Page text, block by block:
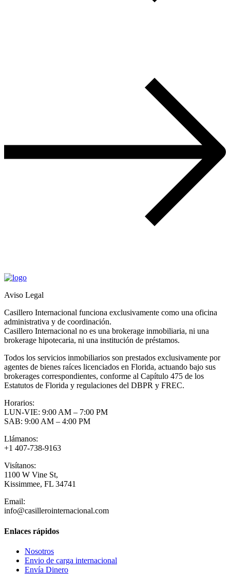
Aviso Legal
Casillero Internacional funciona exclusivamente como una oficina
administrativa y de coordinación.
Casillero Internacional no es una brokerage inmobiliaria, ni una
brokerage hipotecaria, ni una institución de préstamos.
Todos los servicios inmobiliarios son prestados exclusivamente por
agentes de bienes raíces licenciados en Florida, actuando bajo sus
brokerages correspondientes, conforme al Capítulo 475 de los
Estatutos de Florida y regulaciones del DBPR y FREC.
Horarios:
LUN-VIE: 9:00 AM – 7:00 PM
SAB: 9:00 AM – 4:00 PM
Llámanos:
+1 407-738-9163
Visítanos:
1100 W Vine St,
Kissimmee, FL 34741
Email:
info@casillerointernacional.com
Enlaces rápidos
Nosotros
Envio de carga internacional
Envía Dinero